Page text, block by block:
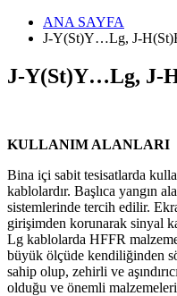
ANA SAYFA
J-Y(St)Y…Lg, J-
J-Y(St)Y…Lg, J-
KULLANIM ALANLARI
Bina içi sabit tesisatlarda
kablolardır. Başlıca yangın
sistemlerinde tercih edilir.
girişimden korunarak sinyal
Lg kablolarda HFFR
büyük ölçüde kendiliğinden
sahip olup, zehirli ve
olduğu ve önemli